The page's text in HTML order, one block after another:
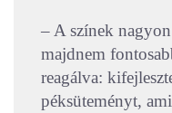
– A színek
majdnem
reagálva:
péksüteményt,